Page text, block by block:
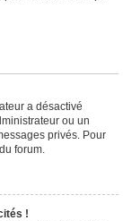
a désactivé
ou un
privés. Pour
forum.
!